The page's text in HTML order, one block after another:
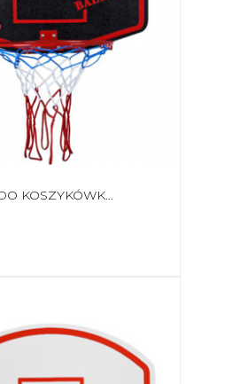
TABLICA DO KOSZYKÓWKI MAŁA KIMET STREET BALL CZERWONA